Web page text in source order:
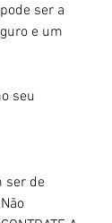
ser a
e um
seu
ser de